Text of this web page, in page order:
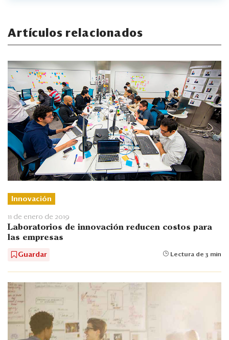
Artículos relacionados
Innovación
11 de enero de 2019
Laboratorios de innovación reducen costos para
las empresas
Guardar Lectura de 3 min